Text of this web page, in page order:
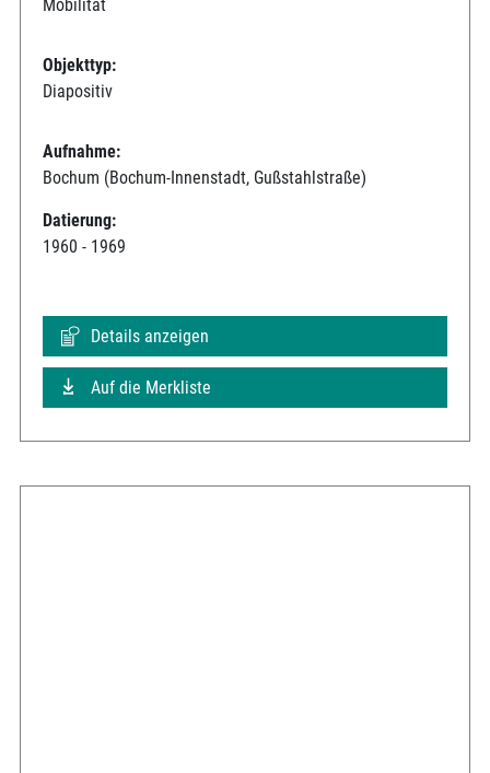
Mobilität
Objekttyp:
Diapositiv
Aufnahme:
Bochum (Bochum-Innenstadt, Gußstahlstraße)
Datierung:
1960 - 1969
Details anzeigen
Auf die Merkliste